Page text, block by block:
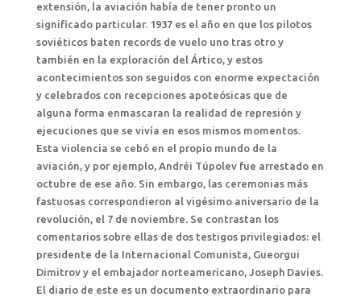
extensión, la aviación había de tener pronto un
significado particular. 1937 es el año en que los pilotos
soviéticos baten records de vuelo uno tras otro y
también en la exploración del Ártico, y estos
acontecimientos son seguidos con enorme expectación
y celebrados con recepciones apoteósicas que de
alguna forma enmascaran la realidad de represión y
ejecuciones que se vivía en esos mismos momentos.
Esta violencia se cebó en el propio mundo de la
aviación, y por ejemplo, Andréi Túpolev fue arrestado en
octubre de ese año. Sin embargo, las ceremonias más
fastuosas correspondieron al vigésimo aniversario de la
revolución, el 7 de noviembre. Se contrastan los
comentarios sobre ellas de dos testigos privilegiados: el
presidente de la Internacional Comunista, Gueorgui
Dimitrov y el embajador norteamericano, Joseph Davies.
El diario de este es un documento extraordinario para